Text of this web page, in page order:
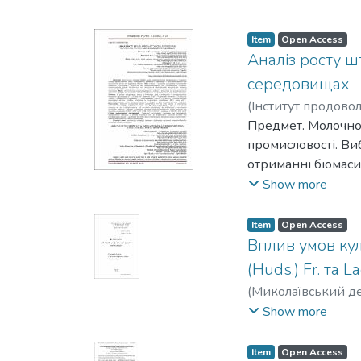
Item Open Access
Аналіз росту
середовищах
(Інститут
Даниленко, С. Г.;
Предмет.
промисловості.
отриманні
що
подальшої
мальтозовмісних
культури.
середовищах М –
середовищі Г з
розведень на
Show more
Item Open Access
Вплив умов
(Huds.) Fr. та
(Миколаївський
Мартем'янович
Show more
Item Open Access